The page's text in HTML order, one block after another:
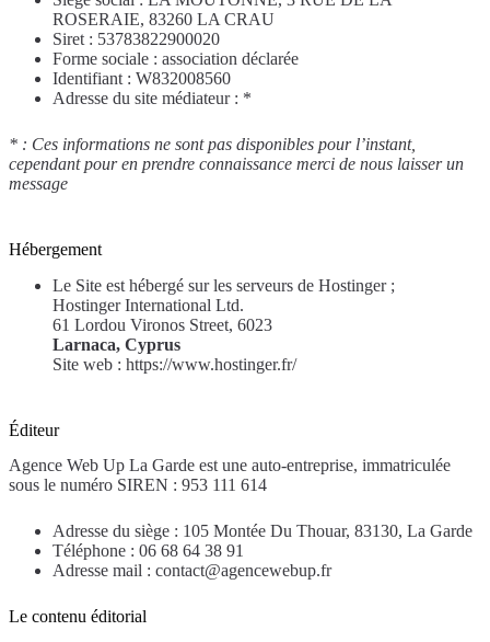
ROSERAIE, 83260 LA CRAU
Siret : 53783822900020
Forme sociale : association déclarée
Identifiant : W832008560
Adresse du site médiateur : *
* : Ces informations ne sont pas disponibles pour l’instant,
cependant pour en prendre connaissance merci de nous laisser un
message
Hébergement
Le Site est hébergé sur les serveurs de Hostinger ;
Hostinger International Ltd.
61 Lordou Vironos Street, 6023
Larnaca, Cyprus
Site web : https://www.hostinger.fr/
Éditeur
Agence Web Up La Garde est une auto-entreprise, immatriculée
sous le numéro SIREN : 953 111 614
Adresse du siège : 105 Montée Du Thouar, 83130, La Garde
Téléphone : 06 68 64 38 91
Adresse mail : contact@agencewebup.fr
Le contenu éditorial